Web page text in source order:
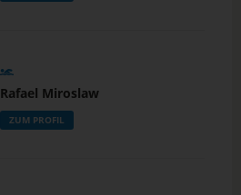
Rafael Miroslaw
ZUM PROFIL